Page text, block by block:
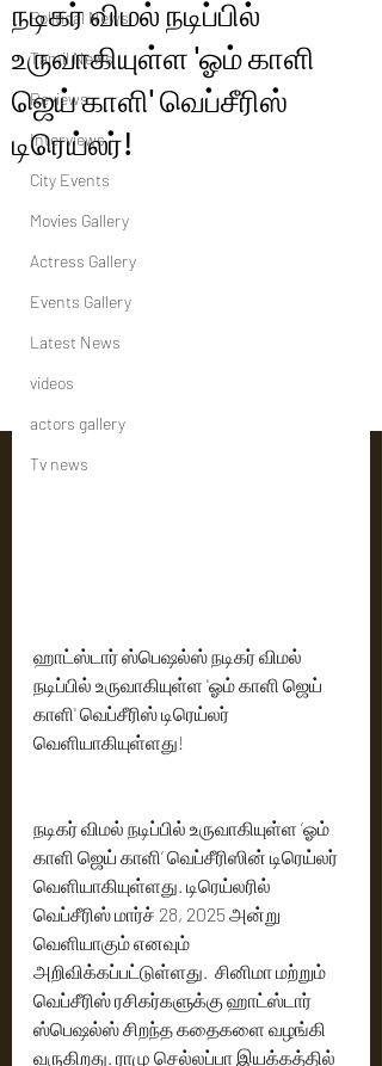
Political News
Tamil News
Reviews
Interviews
City Events
Movies Gallery
Actress Gallery
Events Gallery
Latest News
videos
actors gallery
Tv news
நடிகர் விமல் நடிப்பில்
உருவாகியுள்ள 'ஓம் காளி
ஜெய் காளி' வெப்சீரிஸ்
டிரெய்லர்!
ஹாட்ஸ்டார் ஸ்பெஷல்ஸ் நடிகர் விமல்
நடிப்பில் உருவாகியுள்ள 'ஓம் காளி ஜெய்
காளி' வெப்சீரிஸ் டிரெய்லர்
வெளியாகியுள்ளது!
நடிகர் விமல் நடிப்பில் உருவாகியுள்ள ‘ஓம்
காளி ஜெய் காளி’ வெப்சீரிஸின் டிரெய்லர்
வெளியாகியுள்ளது. டிரெய்லரில்
வெப்சீரிஸ் மார்ச் 28, 2025 அன்று
வெளியாகும் எனவும்
அறிவிக்கப்பட்டுள்ளது.  சினிமா மற்றும்
வெப்சீரிஸ் ரசிகர்களுக்கு ஹாட்ஸ்டார்
ஸ்பெஷல்ஸ் சிறந்த கதைகளை வழங்கி
வருகிறது. ராமு செல்லப்பா இயக்கத்தில்